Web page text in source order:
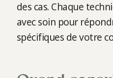
des cas. Chaque
avec soin pour
spécifiques de votre